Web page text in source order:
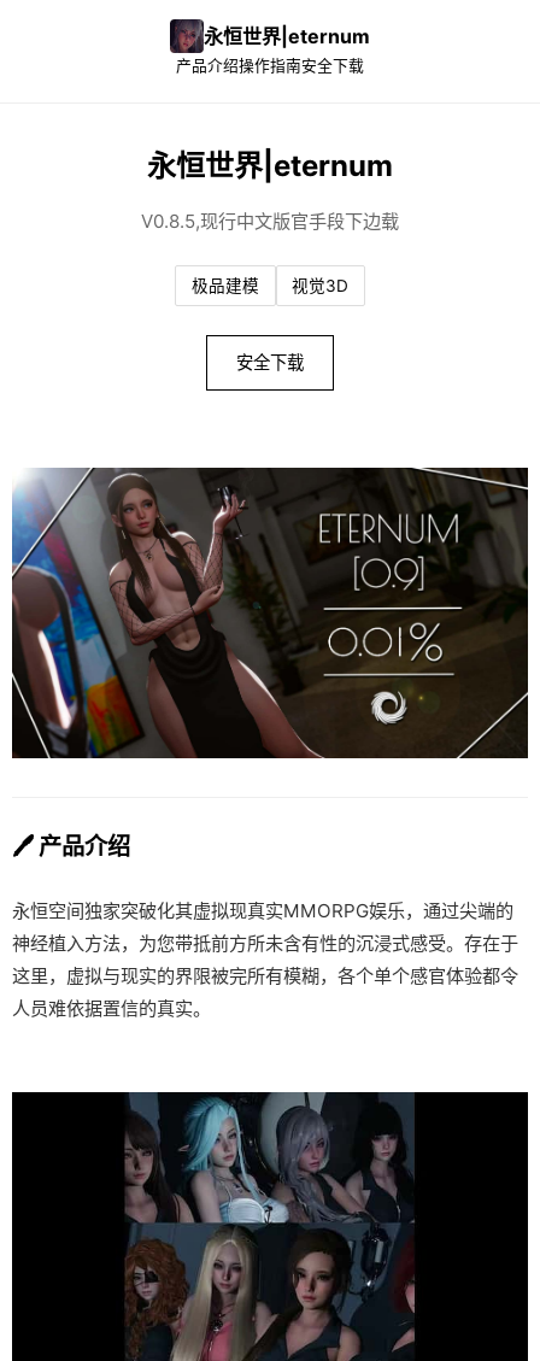
永恒世界|eternum
产品介绍操作指南安全下载
永恒世界|eternum
V0.8.5,现行中文版官手段下边载
极品建模 视觉3D
安全下载
🖊️ 产品介绍
永恒空间独家突破化其虚拟现真实MMORPG娱乐，通过尖端的
神经植入方法，为您带抵前方所未含有性的沉浸式感受。存在于
这里，虚拟与现实的界限被完所有模糊，各个单个感官体验都令
人员难依据置信的真实。